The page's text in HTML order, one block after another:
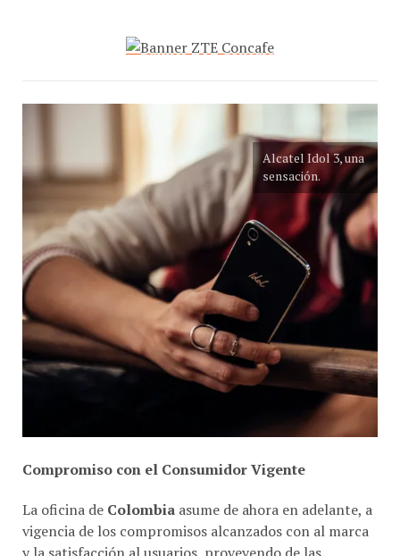
Alcatel Idol 3, una
sensación.
vigencia de los compromisos alcanzados con al marca
y la satisfacción al usuarios, proveyendo de las